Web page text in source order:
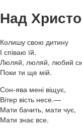
Над
Колишу свою дитину
І співаю їй.
Люляй, люляй, любий
Поки ти ще мій.
Сон-ява мені віщує,
Вітер вість несе.—
Мати бачить, мати чує,
Мати знає все.